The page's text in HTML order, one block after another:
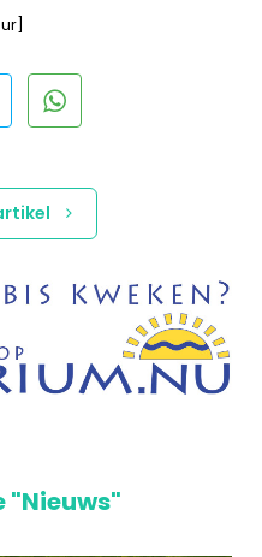
"Nieuws"